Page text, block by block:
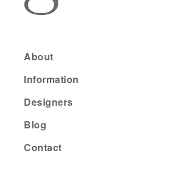
About
Information
Designers
Blog
Contact